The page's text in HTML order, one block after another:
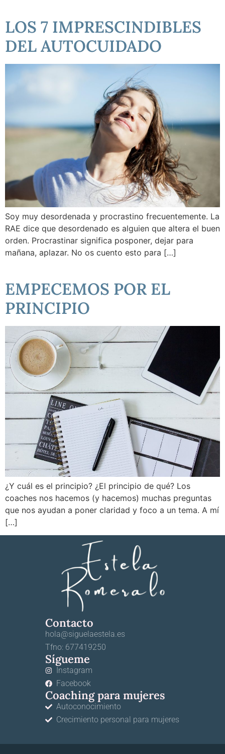
LOS 7 IMPRESCINDIBLES
DEL AUTOCUIDADO
Soy muy desordenada y procrastino frecuentemente. La
RAE dice que desordenado es alguien que altera el buen
orden. Procrastinar significa posponer, dejar para
mañana, aplazar. No os cuento esto para […]
EMPECEMOS POR EL
PRINCIPIO
¿Y cuál es el principio? ¿El principio de qué? Los
coaches nos hacemos (y hacemos) muchas preguntas
que nos ayudan a poner claridad y foco a un tema. A mí
[…]
Contacto
hola@siguelaestela.es
Tfno: 677419250
Sígueme
Instagram
Facebook
Coaching para mujeres
Autoconocimiento
Crecimiento personal para mujeres